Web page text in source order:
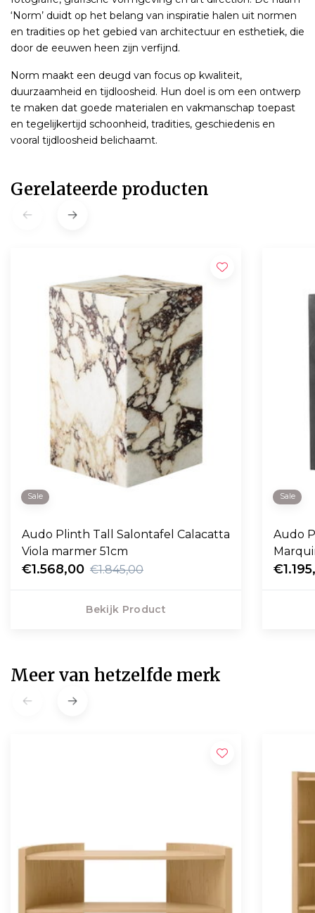
‘Norm’ duidt op het belang van inspiratie halen uit normen
en tradities op het gebied van architectuur en esthetiek, die
door de eeuwen heen zijn verfijnd.
Norm maakt een deugd van focus op kwaliteit,
duurzaamheid en tijdloosheid. Hun doel is om een ontwerp
te maken dat goede materialen en vakmanschap toepast
en tegelijkertijd schoonheid, tradities, geschiedenis en
vooral tijdloosheid belichaamt.
Gerelateerde producten
Sale
Audo Plinth Tall Salontafel Calacatta
Viola marmer 51cm
€1.568,00 €1.845,00
Bekijk Product
Sale
Audo
Meer van hetzelfde merk